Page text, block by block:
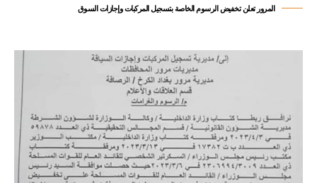
المرور تعلن ‏تخفيض الرسوم الخاصة بتسجيل المركبات وإجازات السوق